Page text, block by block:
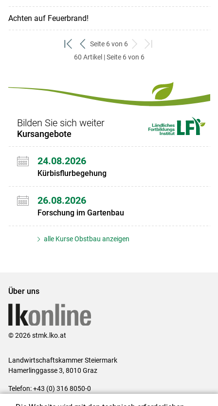
Achten auf Feuerbrand!
zum
ersten
zurück
zum
Seite 6 von 6
weiter
zum
zum
60 Artikel | Seite 6 von 6
Bilden Sie sich weiter
Kursangebote
24.08.2026
Kürbisflurbegehung
26.08.2026
Forschung im Gartenbau
alle Kurse Obstbau anzeigen
Über uns
© 2026 stmk.lko.at
Landwirtschaftskammer Steiermark
Hamerlinggasse 3, 8010 Graz
Telefon: +43 (0) 316 8050-0